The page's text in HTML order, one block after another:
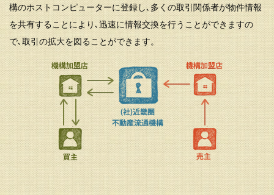
構のホストコンピューターに登録し､多くの取引関係者が物件情報
を共有することにより､迅速に情報交換を行うことができますの
で､取引の拡大を図ることができます。